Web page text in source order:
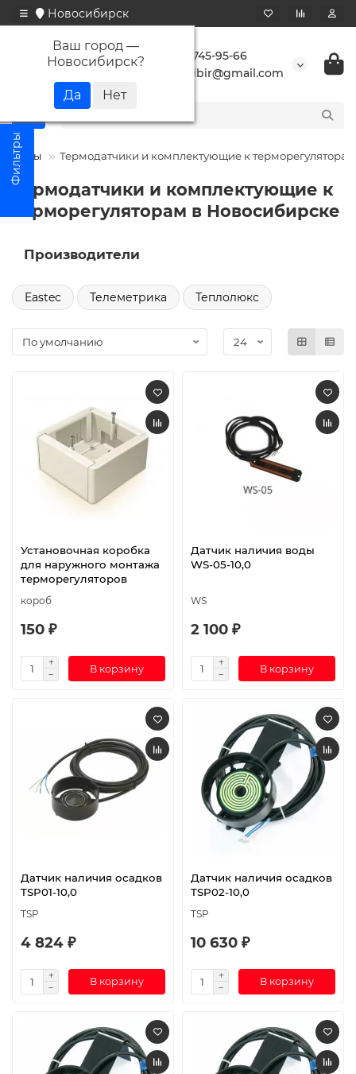
Новосибирск
Ваш город —
Новосибирск?
+7 923 745-95-66
buransibir@gmail.com
Термодатчики и комплектующие к терморегуляторам
Термодатчики и комплектующие к
терморегуляторам в Новосибирске
Производители
Eastec Телеметрика Теплолюкс
Установочная коробка
для наружного монтажа
терморегуляторов
короб
150 ₽
В корзину
Датчик наличия воды
WS-05-10,0
WS
2 100 ₽
В корзину
Датчик наличия осадков
TSP01-10,0
TSP
4 824 ₽
В корзину
Датчик наличия осадков
TSP02-10,0
TSP
10 630 ₽
В корзину